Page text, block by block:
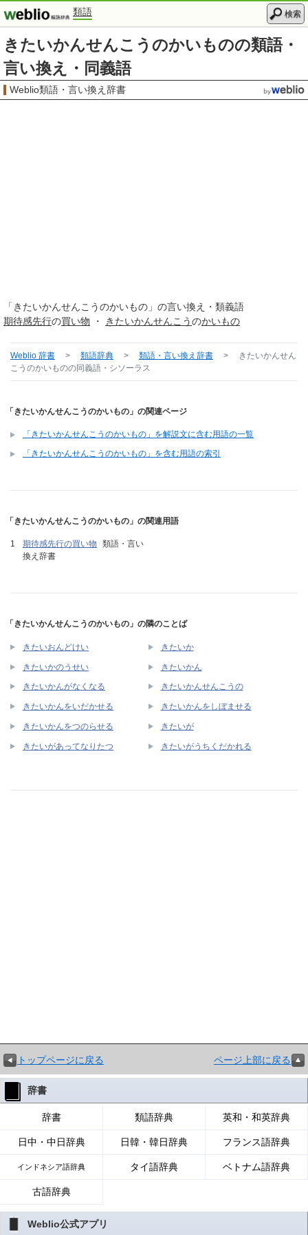
類語 検索
きたいかんせんこうのかいものの類語・
言い換え・同義語
Weblio類語・言い換え辞書
「 きたいかんせんこうのかいもの 」の言い換え・類義語
期待感先行の買い物 ・ きたいかんせんこうのかいもの
Weblio 辞書 > 類語辞典 > 類語・言い換え辞書 >
きたいかんせん
こうのかいものの同義語・シソーラス
「きたいかんせんこうのかいもの」の関連ページ
「きたいかんせんこうのかいもの」を解説文に含む用語の一覧
「きたいかんせんこうのかいもの」を含む用語の索引
「きたいかんせんこうのかいもの」の関連用語
期待感先行の買い物
類語・言い
換え辞書
「きたいかんせんこうのかいもの」の隣のことば
きたいおんどけい きたいか
きたいかのうせい きたいかん
きたいかんがなくなる きたいかんせんこうの
きたいかんをいだかせる きたいかんをしぼませる
きたいかんをつのらせる きたいが
きたいがあってなりたつ きたいがうちくだかれる
トップページに戻る ページ上部に戻る
辞書
辞書 類語辞典 英和・和英辞典
日中・中日辞典 日韓・韓日辞典 フランス語辞典
インドネシア語辞典 タイ語辞典 ベトナム語辞典
古語辞典
Weblio公式アプリ